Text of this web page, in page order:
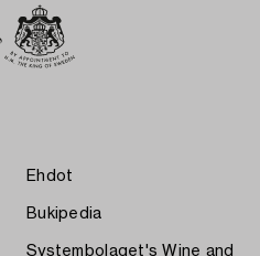
Ehdot
Bukipedia
Systembolaget's Wine and